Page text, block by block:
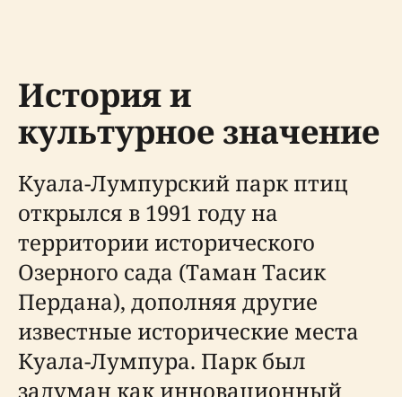
История и
культурное значение
Куала-Лумпурский парк птиц
открылся в 1991 году на
территории исторического
Озерного сада (Таман Тасик
Пердана), дополняя другие
известные исторические места
Куала-Лумпура. Парк был
задуман как инновационный